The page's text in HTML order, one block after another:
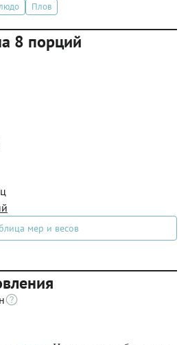
Плов
8 порций
мер и весов